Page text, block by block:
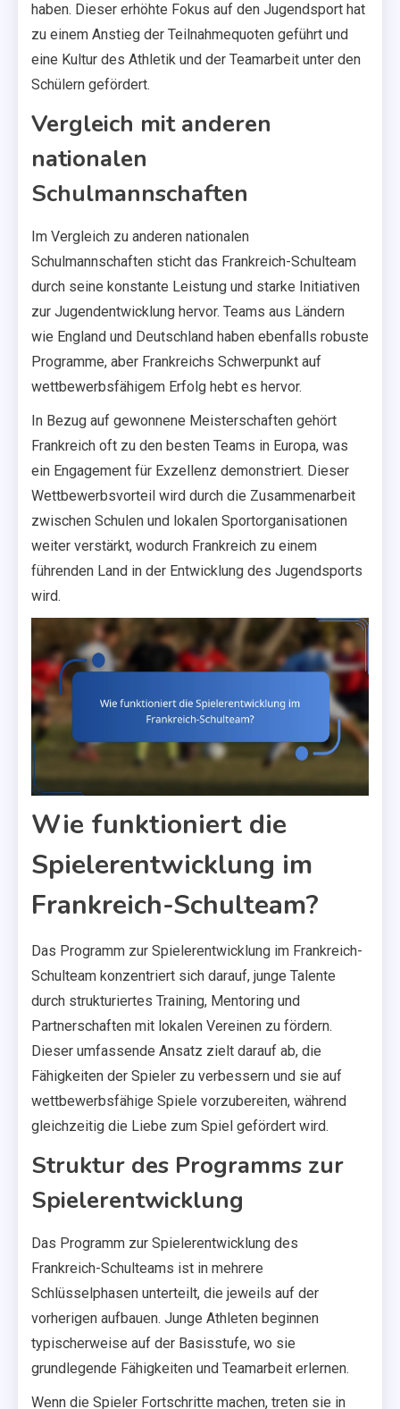
haben. Dieser erhöhte Fokus auf den Jugendsport hat
zu einem Anstieg der Teilnahmequoten geführt und
eine Kultur des Athletik und der Teamarbeit unter den
Schülern gefördert.
Vergleich mit anderen
nationalen
Schulmannschaften
Im Vergleich zu anderen nationalen
Schulmannschaften sticht das Frankreich-Schulteam
durch seine konstante Leistung und starke Initiativen
zur Jugendentwicklung hervor. Teams aus Ländern
wie England und Deutschland haben ebenfalls robuste
Programme, aber Frankreichs Schwerpunkt auf
wettbewerbsfähigem Erfolg hebt es hervor.
In Bezug auf gewonnene Meisterschaften gehört
Frankreich oft zu den besten Teams in Europa, was
ein Engagement für Exzellenz demonstriert. Dieser
Wettbewerbsvorteil wird durch die Zusammenarbeit
zwischen Schulen und lokalen Sportorganisationen
weiter verstärkt, wodurch Frankreich zu einem
führenden Land in der Entwicklung des Jugendsports
wird.
Wie funktioniert die
Spielerentwicklung im
Frankreich-Schulteam?
Das Programm zur Spielerentwicklung im Frankreich-
Schulteam konzentriert sich darauf, junge Talente
durch strukturiertes Training, Mentoring und
Partnerschaften mit lokalen Vereinen zu fördern.
Dieser umfassende Ansatz zielt darauf ab, die
Fähigkeiten der Spieler zu verbessern und sie auf
wettbewerbsfähige Spiele vorzubereiten, während
gleichzeitig die Liebe zum Spiel gefördert wird.
Struktur des Programms zur
Spielerentwicklung
Das Programm zur Spielerentwicklung des
Frankreich-Schulteams ist in mehrere
Schlüsselphasen unterteilt, die jeweils auf der
vorherigen aufbauen. Junge Athleten beginnen
typischerweise auf der Basisstufe, wo sie
grundlegende Fähigkeiten und Teamarbeit erlernen.
Wenn die Spieler Fortschritte machen, treten sie in